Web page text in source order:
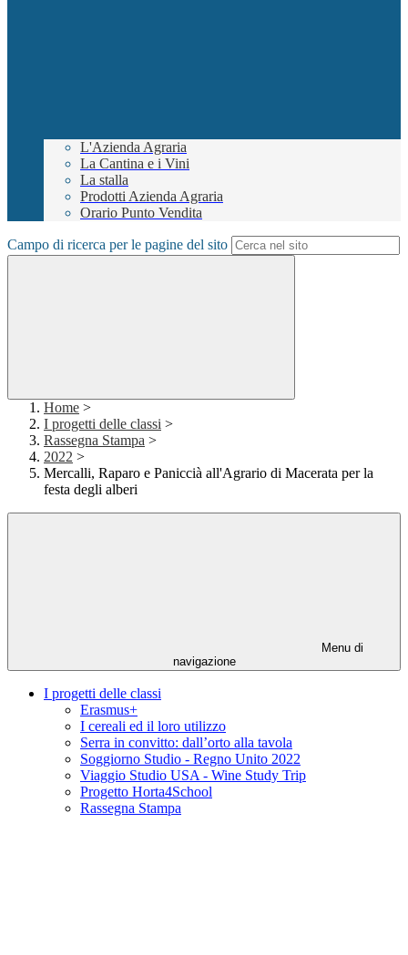
L'Azienda Agraria
La Cantina e i Vini
La stalla
Prodotti Azienda Agraria
Orario Punto Vendita
Campo di ricerca per le pagine del sito
Home >
I progetti delle classi >
Rassegna Stampa >
2022 >
Mercalli, Raparo e Paniccià all'Agrario di Macerata per la
festa degli alberi
Menu di
navigazione
I progetti delle classi
Erasmus+
I cereali ed il loro utilizzo
Serra in convitto: dall’orto alla tavola
Soggiorno Studio - Regno Unito 2022
Viaggio Studio USA - Wine Study Trip
Progetto Horta4School
Rassegna Stampa